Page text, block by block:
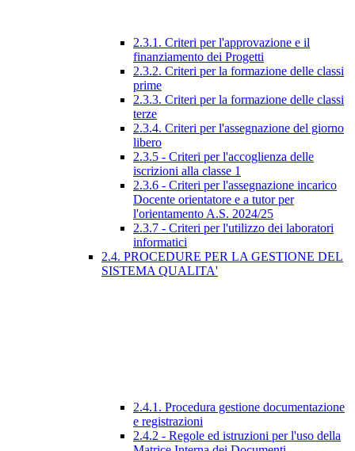
2.3.1. Criteri per l'approvazione e il
finanziamento dei Progetti
2.3.2. Criteri per la formazione delle classi
prime
2.3.3. Criteri per la formazione delle classi
terze
2.3.4. Criteri per l'assegnazione del giorno
libero
2.3.5 - Criteri per l'accoglienza delle
iscrizioni alla classe 1
2.3.6 - Criteri per l'assegnazione incarico
Docente orientatore e a tutor per
l'orientamento A.S. 2024/25
2.3.7 - Criteri per l'utilizzo dei laboratori
informatici
2.4. PROCEDURE PER LA GESTIONE DEL
SISTEMA QUALITA'
2.4.1. Procedura gestione documentazione
e registrazioni
2.4.2 - Regole ed istruzioni per l'uso della